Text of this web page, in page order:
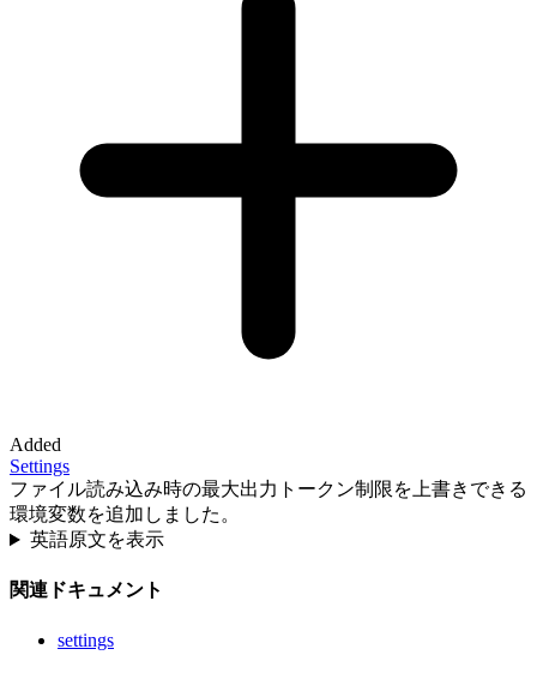
Added
Settings
ファイル読み込み時の最大出力トークン制限を上書きできる
環境変数を追加しました。
英語原文を表示
関連ドキュメント
settings